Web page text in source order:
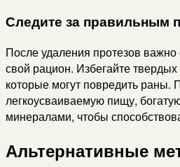
Следите за правильным
После удаления протезов
свой рацион. Избегайте
которые могут повредить раны.
легкоусваиваемую пищу,
минералами, чтобы
Альтернативные